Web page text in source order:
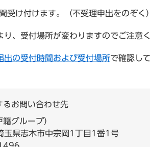
受け付けます。（不受理申出をのぞく）
り、受付場所が変わりますのでご注意く
出の受付時間および受付場所で確認し
るお問い合わせ先
籍グループ
玉県志木市中宗岡1丁目1番1号